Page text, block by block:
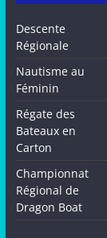
Descente
Régionale
Nautisme au
Féminin
Régate des
Bateaux en
Carton
Championnat
Régional de
Dragon Boat